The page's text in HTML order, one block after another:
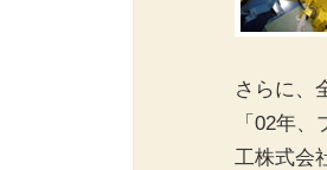
さらに、
「02年
工株式会